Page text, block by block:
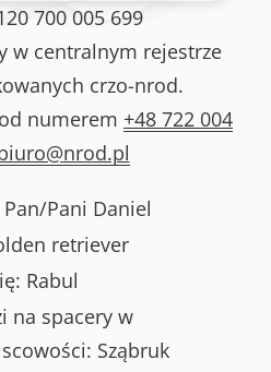
700 005 699
w centralnym rejestrze
crzo-nrod.
numerem +48 722 004
Pani Daniel
retriever
Rabul
na spacery w
Sząbruk